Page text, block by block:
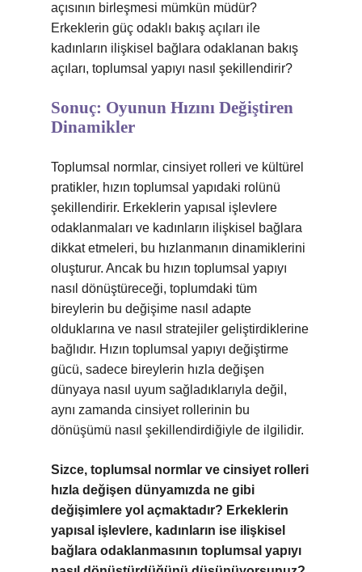
açısının birleşmesi mümkün müdür?
Erkeklerin güç odaklı bakış açıları ile
kadınların ilişkisel bağlara odaklanan bakış
açıları, toplumsal yapıyı nasıl şekillendirir?
Sonuç: Oyunun Hızını Değiştiren
Dinamikler
Toplumsal normlar, cinsiyet rolleri ve kültürel
pratikler, hızın toplumsal yapıdaki rolünü
şekillendirir. Erkeklerin yapısal işlevlere
odaklanmaları ve kadınların ilişkisel bağlara
dikkat etmeleri, bu hızlanmanın dinamiklerini
oluşturur. Ancak bu hızın toplumsal yapıyı
nasıl dönüştüreceği, toplumdaki tüm
bireylerin bu değişime nasıl adapte
olduklarına ve nasıl stratejiler geliştirdiklerine
bağlıdır. Hızın toplumsal yapıyı değiştirme
gücü, sadece bireylerin hızla değişen
dünyaya nasıl uyum sağladıklarıyla değil,
aynı zamanda cinsiyet rollerinin bu
dönüşümü nasıl şekillendirdiğiyle de ilgilidir.
Sizce, toplumsal normlar ve cinsiyet rolleri
hızla değişen dünyamızda ne gibi
değişimlere yol açmaktadır? Erkeklerin
yapısal işlevlere, kadınların ise ilişkisel
bağlara odaklanmasının toplumsal yapıyı